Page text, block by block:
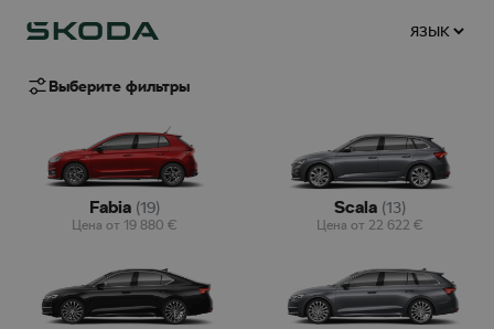
Выберите фильтры
Fabia (19)
Цена от 19 880 €
Scala (13)
Цена от 22 622 €